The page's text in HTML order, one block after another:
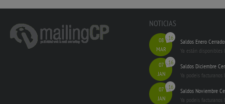
NOTICIAS
16
08
MAR
Saldos Enero
Ya están
16
07
JAN
Saldos Diciembre
Ya podeis
16
07
JAN
Saldos Noviembre
Ya podeis